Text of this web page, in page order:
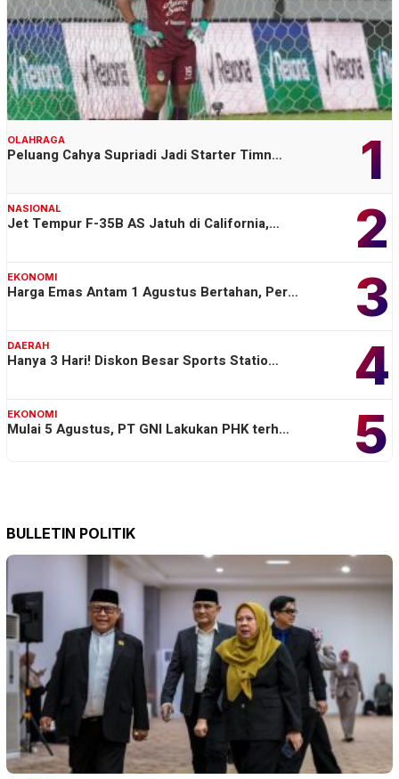
1
OLAHRAGA
Peluang Cahya Supriadi Jadi Starter Timn…
2
NASIONAL
Jet Tempur F-35B AS Jatuh di California,…
3
EKONOMI
Harga Emas Antam 1 Agustus Bertahan, Per…
4
DAERAH
Hanya 3 Hari! Diskon Besar Sports Statio…
5
EKONOMI
Mulai 5 Agustus, PT GNI Lakukan PHK terh…
BULLETIN POLITIK